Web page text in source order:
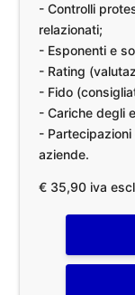
- Controlli
relazionati;
- Esponenti e
- Rating
- Fido
- Cariche degli
- Partecipazioni
aziende.
€ 35,90 iva